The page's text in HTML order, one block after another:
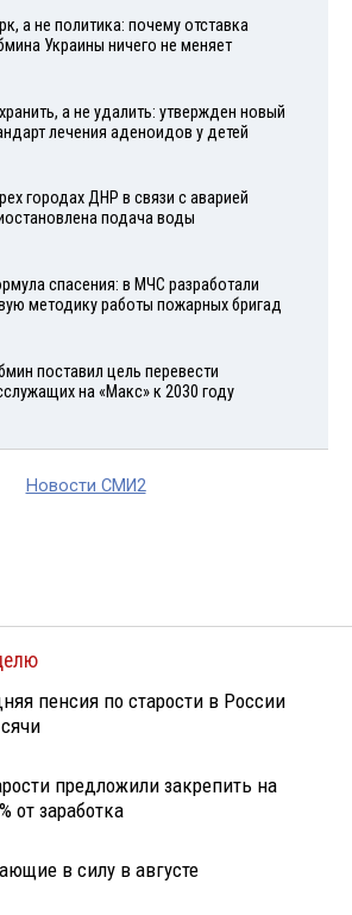
а не политика: почему отставка
Украины ничего не меняет
а не удалить: утвержден новый
лечения аденоидов у детей
городах ДНР в связи с аварией
подача воды
спасения: в МЧС разработали
методику работы пожарных бригад
поставил цель перевести
на «Макс» к 2030 году
Новости СМИ2
пенсия по старости в России
предложили закрепить на
от заработка
в силу в августе